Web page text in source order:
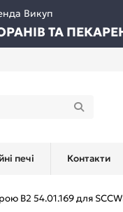
Викуп
ТА
печі Контакти
B2 54.01.169 для